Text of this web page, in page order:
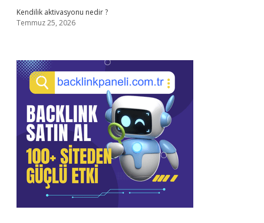
Kendilik aktivasyonu nedir ?
Temmuz 25, 2026